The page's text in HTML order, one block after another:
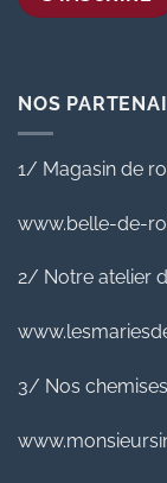
NOS
1/ Magasin de
www.belle-de-
2/ Notre atelier
3/ Nos